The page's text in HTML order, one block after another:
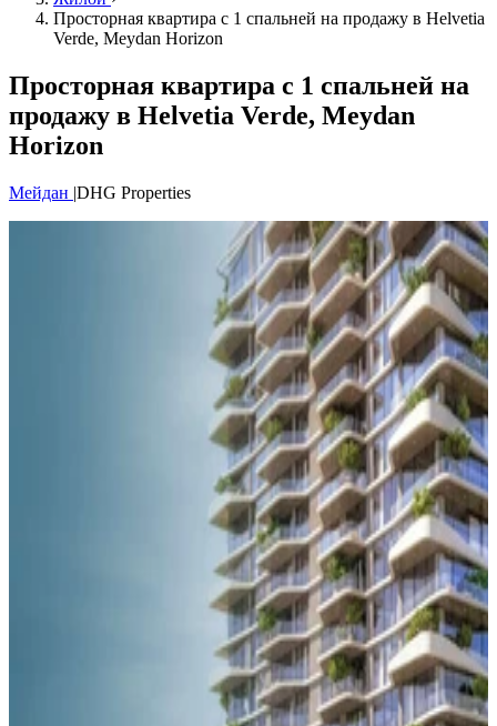
Просторная квартира с 1 спальней на продажу в Helvetia
Verde, Meydan Horizon
Просторная квартира с 1 спальней на
продажу в Helvetia Verde, Meydan
Horizon
Мейдан |DHG Properties